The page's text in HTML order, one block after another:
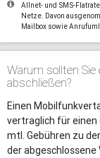
Allnet- und SMS-
Netze. Davon
Mailbox sowie
Warum sollten
abschließen?
Einen
vertraglich für
mtl. Gebühren zu
der